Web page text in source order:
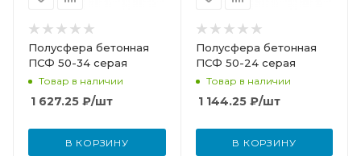
Полусфера бетонная
ПСФ 50-34 серая
Товар в наличии
1 627.25 ₽/шт
В КОРЗИНУ
Полусфера бетонная
ПСФ 50-24 серая
Товар в наличии
1 144.25₽/шт
В КОРЗИНУ